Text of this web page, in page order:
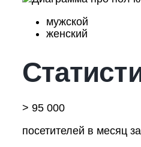
мужской
женский
> 95 000
посетителей в месяц